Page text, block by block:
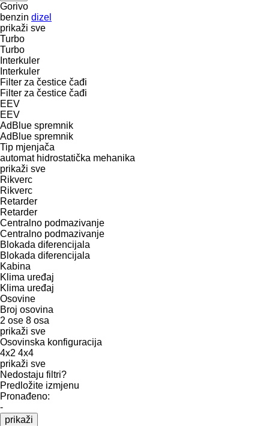
Gorivo
benzin dizel
prikaži sve
Turbo
Turbo
Interkuler
Interkuler
Filter za čestice čađi
Filter za čestice čađi
EEV
EEV
AdBlue spremnik
AdBlue spremnik
Tip mјenjača
automat hidrostatička mehanika
prikaži sve
Rikverc
Rikverc
Retarder
Retarder
Centralno podmazivanje
Centralno podmazivanje
Blokada diferencijala
Blokada diferencijala
Kabina
Klima uređaj
Klima uređaj
Osovine
Broj osovina
2 ose 8 osa
prikaži sve
Osovinska konfiguracija
4x2 4x4
prikaži sve
Nedostaju filtri?
Predložite izmjenu
Pronađeno:
-
prikaži